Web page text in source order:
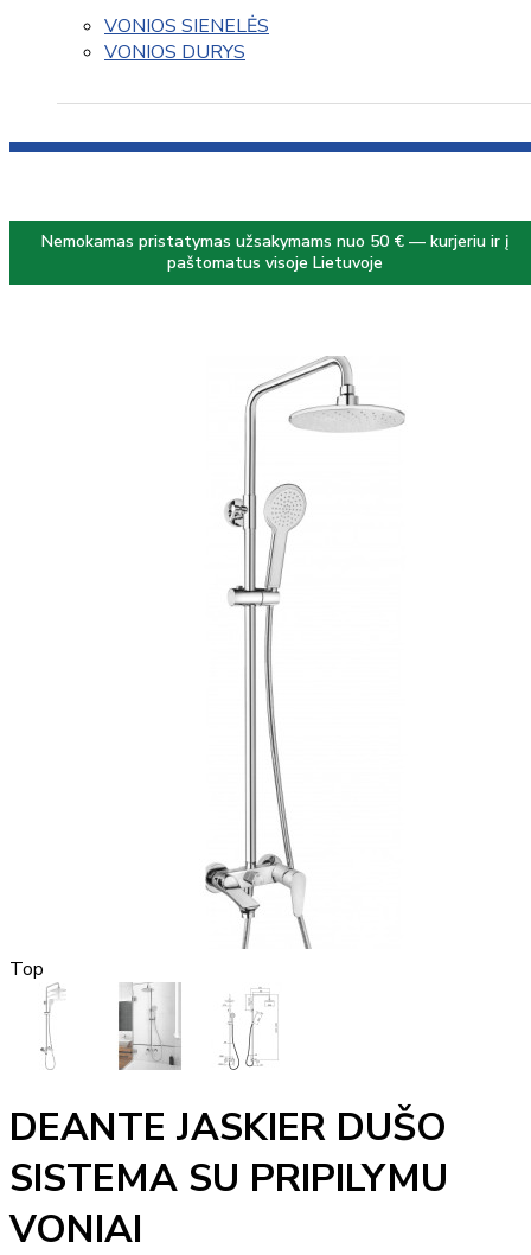
VONIOS SIENELĖS
VONIOS DURYS
Nemokamas pristatymas užsakymams nuo 50 € — kurjeriu ir į
paštomatus visoje Lietuvoje
Top
DEANTE JASKIER DUŠO
SISTEMA SU PRIPILYMU
VONIAI